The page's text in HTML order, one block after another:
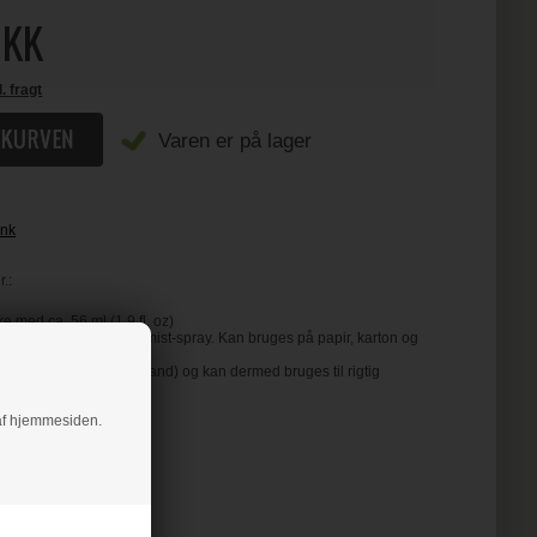
hjemmesiden.
fragt
Varen er på lager
med ca. 56 ml (1.9 fl. oz)
ink-farver i praktisk mist-spray. Kan bruges på papir, karton og
(reagerer med vand) og kan dermed bruges til rigtig